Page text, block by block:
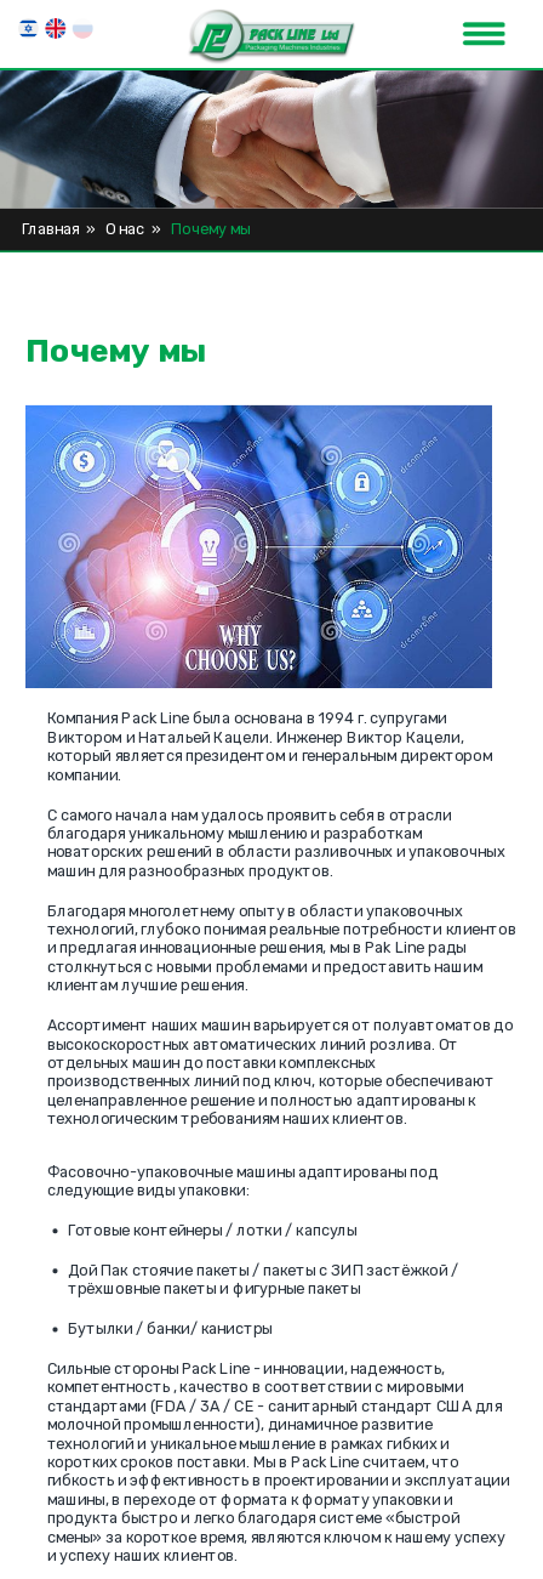
Главная » О нас » Почему мы
Почему мы
Компания Pack Line была основана в 1994 г. супругами
Виктором и Натальей Кацели. Инженер Виктор Кацели,
который является президентом и генеральным директором
компании.
С самого начала нам удалось проявить себя в отрасли
благодаря уникальному мышлению и разработкам
новаторских решений в области разливочных и упаковочных
машин для разнообразных продуктов.
Благодаря многолетнему опыту в области упаковочных
технологий, глубоко понимая реальные потребности клиентов
и предлагая инновационные решения, мы в Pak Line рады
столкнуться с новыми проблемами и предоставить нашим
клиентам лучшие решения.
Ассортимент наших машин варьируется от полуавтоматов до
высокоскоростных автоматических линий розлива. От
отдельных машин до поставки комплексных
производственных линий под ключ, которые обеспечивают
целенаправленное решение и полностью адаптированы к
технологическим требованиям наших клиентов.
Фасовочно-упаковочные машины адаптированы под
следующие виды упаковки:
Готовые контейнеры / лотки / капсулы
Дой Пак стоячие пакеты / пакеты сЗИП застёжкой/
трёхшовные пакеты и фигурные пакеты
Бутылки / банки/ канистры
Сильные стороны Pack Line - инновации, надежность,
компетентность , качество в соответствии с мировыми
стандартами (FDA / 3A / CE - санитарный стандарт США для
молочной промышленности), динамичное развитие
технологий и уникальное мышление в рамках гибких и
коротких сроков поставки. Мы в Pack Line считаем, что
гибкость и эффективность в проектировании и эксплуатации
машины, в переходе от формата к формату упаковки и
продукта быстро и легко благодаря системе «быстрой
смены» за короткое время, являются ключом к нашему успеху
и успеху наших клиентов.